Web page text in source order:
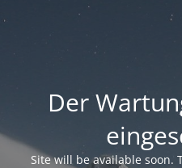
Der
Site will be available soon.